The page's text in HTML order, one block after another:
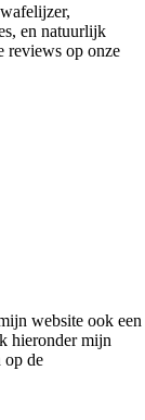
en natuurlijk
reviews op onze
website ook een
hieronder mijn
op de